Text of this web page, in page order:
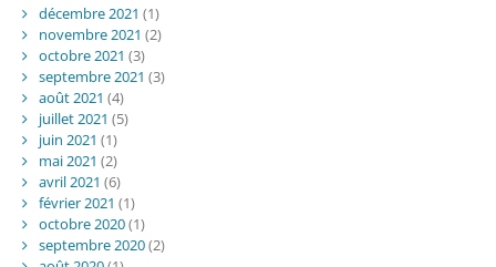
décembre 2021 (1)
novembre 2021 (2)
octobre 2021 (3)
septembre 2021 (3)
août 2021 (4)
juillet 2021 (5)
juin 2021 (1)
mai 2021 (2)
avril 2021 (6)
février 2021 (1)
octobre 2020(1)
septembre 2020(2)